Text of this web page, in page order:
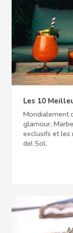
Les 10
Mondialement
glamour,
exclusifs et les
del Sol.